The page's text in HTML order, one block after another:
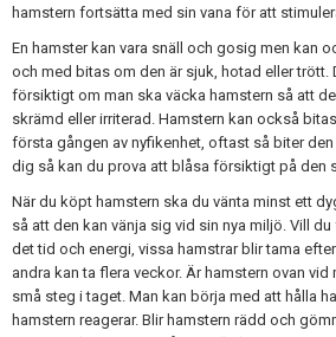
hamstern fortsätta med sin vana för att
En hamster kan vara snäll och gosig men kan
och med bitas om den är sjuk, hotad eller trött.
försiktigt om man ska väcka hamstern så att
skrämd eller irriterad. Hamstern kan också
första gången av nyfikenhet, oftast så biter
dig så kan du prova att blåsa försiktigt på den
När du köpt hamstern ska du vänta minst ett
så att den kan vänja sig vid sin nya miljö. Vill
det tid och energi, vissa hamstrar blir tama
andra kan ta flera veckor. Är hamstern ovan
små steg i taget. Man kan börja med att hålla
hamstern reagerar. Blir hamstern rädd och